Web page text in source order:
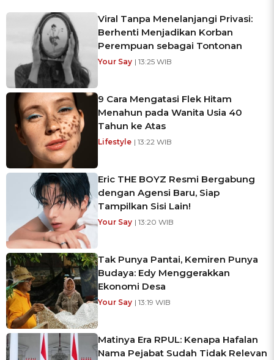
Viral Tanpa Menelanjangi Privasi:
Berhenti Menjadikan Korban
Perempuan sebagai Tontonan
Your Say | 13:25 WIB
9 Cara Mengatasi Flek Hitam
Menahun pada Wanita Usia 40
Tahun ke Atas
Lifestyle | 13:22 WIB
Eric THE BOYZ Resmi Bergabung
dengan Agensi Baru, Siap
Tampilkan Sisi Lain!
Your Say | 13:20 WIB
Tak Punya Pantai, Kemiren Punya
Budaya: Edy Menggerakkan
Ekonomi Desa
Your Say | 13:19 WIB
Matinya Era RPUL: Kenapa Hafalan
Nama Pejabat Sudah Tidak Relevan